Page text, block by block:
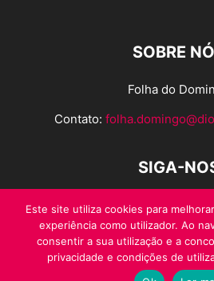
SOBRE
Folha do
Contato:
SIGA-
Este site utiliza cookies para
experiência como utilizador. Ao
consentir a sua utilização e a
privacidade e condições de